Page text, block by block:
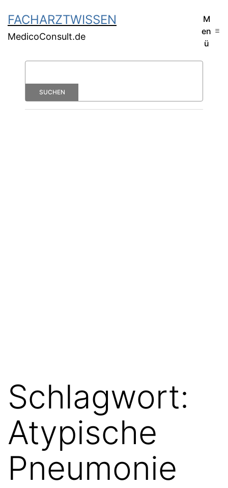
FACHARZTWISSEN
MedicoConsult.de
M
en
ü
Schlagwort:
Atypische
Pneumonie